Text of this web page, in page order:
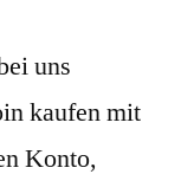
uns
kaufen mit
Konto,